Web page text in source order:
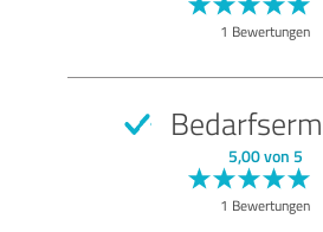
1 Bewertungen
5,00 von 5
1 Bewertungen